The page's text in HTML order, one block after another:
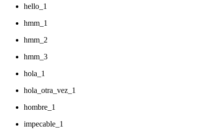
hello_1
hmm_1
hmm_2
hmm_3
hola_1
hola_otra_vez_1
hombre_1
impecable_1